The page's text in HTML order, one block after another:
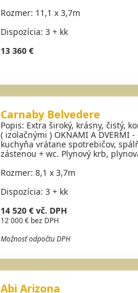
Rozmer: 11,1 x 3,7m
Dispozícia: 3 + kk
13 360 €
Carnaby Belvedere
Popis: Extra široký, krásny, čistý,
( izolačnými ) OKNAMI A DVERMI
kuchyňa vrátane spotrebičov,
zástenou + wc. Plynový krb,
Rozmer: 8,1 x 3,7m
Dispozícia: 3 + kk
14 520 € vč. DPH
12 000 € bez DPH
Možnosť odpočtu DPH
Abi Arizona